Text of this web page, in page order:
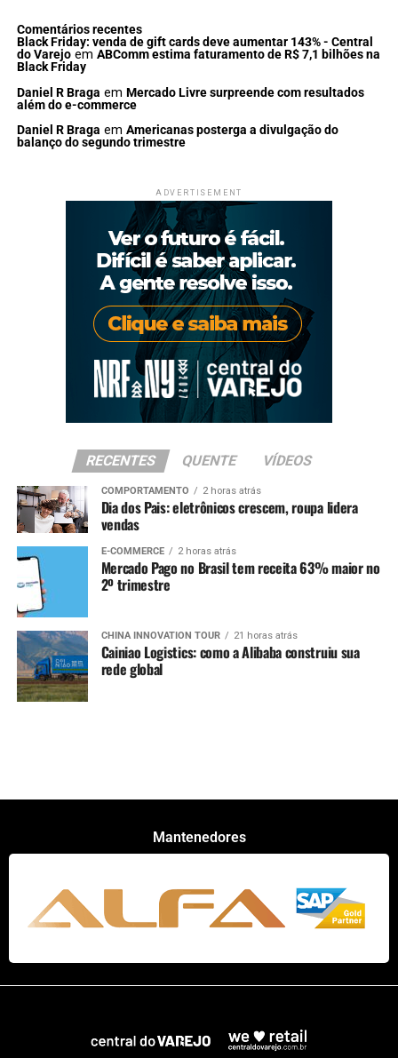
Comentários recentes
Black Friday: venda de gift cards deve aumentar 143% - Central
do Varejoem ABComm estima faturamento de R$ 7,1 bilhões na
Black Friday
Daniel R Braga em Mercado Livre surpreende com resultados
além do e-commerce
Daniel R Braga em Americanas posterga a divulgação do
balanço do segundo trimestre
ADVERTISEMENT
RECENTES QUENTE VÍDEOS
COMPORTAMENTO 2 horas atrás
Dia dos Pais: eletrônicos crescem, roupa lidera
vendas
E-COMMERCE 2 horas atrás
Mercado Pago no Brasil tem receita 63% maior no
2º trimestre
CHINA INNOVATION TOUR 21 horas atrás
Cainiao Logistics: como a Alibaba construiu sua
rede global
Mantenedores